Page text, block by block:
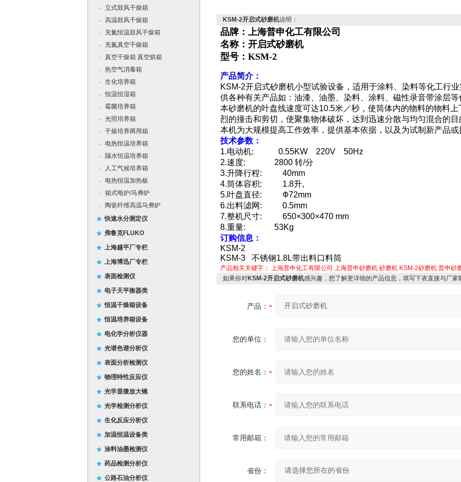
·
立式鼓风干燥箱
·
高温鼓风干燥箱
·
充氮恒温鼓风干燥箱
·
充氮真空干燥箱
·
真空干燥箱 真空烘箱
·
热空气消毒箱
·
生化培养箱
·
恒温恒湿箱
·
霉菌培养箱
·
光照培养箱
·
干燥培养两用箱
·
电热恒温培养箱
·
隔水恒温培养箱
·
人工气候培养箱
·
电热恒温加热板
·
箱式电炉/马弗炉
·
陶瓷纤维高温马弗炉
快速水分测定仪
弗鲁克FLUKO
上海越平厂专栏
上海博迅厂专栏
表面检测仪
电子天平衡器类
恒温干燥箱设备
恒温培养箱设备
电化学分析仪器
光谱色谱分析仪
表面分析检测仪
物理特性反应仪
光学显微放大镜
光学检测分析仪
生化反应分析仪
加温恒温设备类
涂料油墨检测仪
药品检测分析仪
公路石油分析仪
KSM-2开启式砂磨机说明：
品牌：上海普申化工有限公司
名称： 开启式砂磨机
型号： KSM-2
产品简介：
KSM-2开启式砂磨机小型试验设备，适用于涂料、染料等化工行业
供各种有关产品如：油漆、油墨、染料、涂料、磁性录音带涂层等
本砂磨机的叶盘线速度可达10.5米／秒，使筒体内的物料的物料
烈的撞击和剪切，使聚集物体破坏，达到迅速分散与均匀混合的目
本机为大规模提高工作效率，提供基本依据，以及为试制新产品或
技术参数：
1.电动机: 0.55KW 220V 50Hz
2.速度: 2800 转/分
3.升降行程: 40mm
4.筒体容积: 1.8升,
5.叶盘直径: Ф72mm
6.出料滤网: 0.5mm
7.整机尺寸: 650×300×470 mm
8.重量: 53Kg
订购信息：
KSM-2
KSM-3 不锈钢1.8L带出料口料筒
产品相关关键字： 上海普申化工有限公司 上海普申砂磨机 砂磨机 KSM-2砂磨机 普申砂
如果你对KSM-2开启式砂磨机感兴趣，想了解更详细的产品信息，填写下表直接与厂家
产品：
您的单位：
您的姓名：
联系电话：
常用邮箱：
省份：